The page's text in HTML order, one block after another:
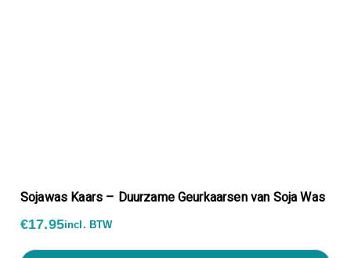
Sojawas Kaars – Duurzame Geurkaarsen van Soja Was
€17.95incl. BTW